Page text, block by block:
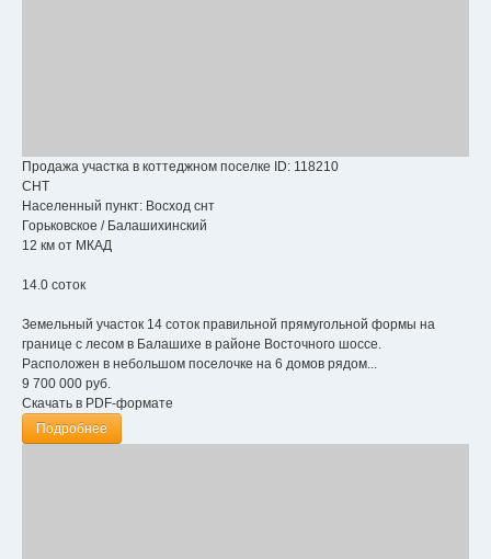
Продажа участка в коттеджном поселке ID: 118210
СНТ
Населенный пункт: Восход снт
Горьковское / Балашихинский
12 км от МКАД
14.0 соток
Земельный участок 14 соток правильной прямугольной формы на
границе с лесом в Балашихе в районе Восточного шоссе.
Расположен в небольшом поселочке на 6 домов рядом...
9 700 000 руб.
Скачать в PDF-формате
Подробнее